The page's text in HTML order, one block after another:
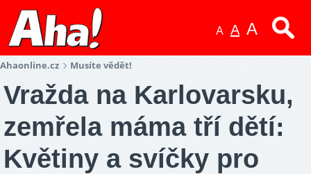
A A A
Ahaonline.cz Musíte vědět!
Vražda na Karlovarsku,
zemřela máma tří dětí:
Květiny a svíčky pro